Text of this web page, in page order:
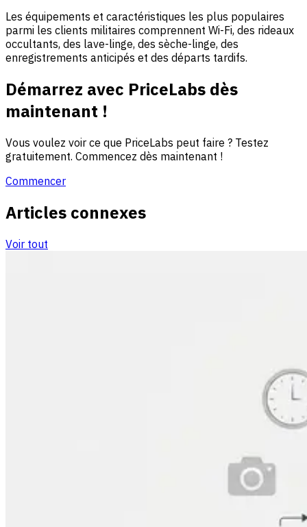
Les équipements et caractéristiques les plus populaires
parmi les clients militaires comprennent Wi-Fi, des rideaux
occultants, des lave-linge, des sèche-linge, des
enregistrements anticipés et des départs tardifs.
Démarrez avec PriceLabs dès
maintenant !
Vous voulez voir ce que PriceLabs peut faire ? Testez
gratuitement. Commencez dès maintenant !
Commencer
Articles connexes
Voir tout